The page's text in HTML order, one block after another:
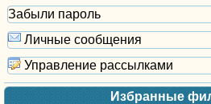
Забыли пароль
Личные сообщения
Управление рассылками
Избранные